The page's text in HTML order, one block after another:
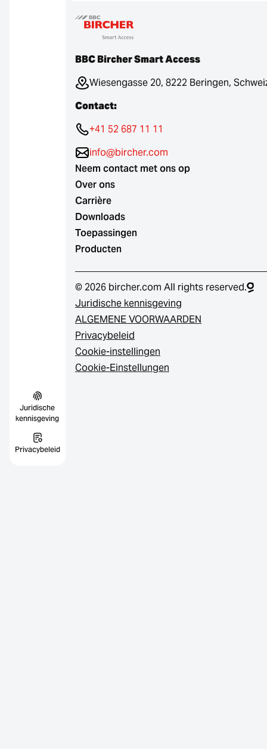
Juridische
kennisgeving
Privacybeleid
BBC Bircher Smart Access
Wiesengasse 20, 8222 Beringen,
Contact:
+41 52 687 11 11
info@bircher.com
Neem contact met ons op
Over ons
Carrière
Downloads
Toepassingen
Producten
© 2026 bircher.com All rights reserved.
Juridische kennisgeving
ALGEMENE VOORWAARDEN
Privacybeleid
Cookie-instellingen
Cookie-Einstellungen